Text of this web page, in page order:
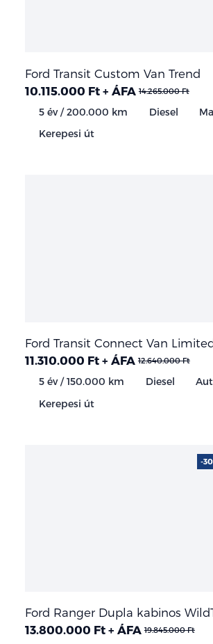
Ford Transit Custom Van Trend
10.115.000 Ft + ÁFA 14.265.000 Ft
5 év / 200.000 km Diesel
Kerepesi út
Ford Transit Connect Van
11.310.000 Ft + ÁFA 12.640.000 Ft
5 év / 150.000 km Diesel
Kerepesi út
Ford Ranger Dupla kabinos
13.800.000 Ft + ÁFA 19.845.000 Ft
-